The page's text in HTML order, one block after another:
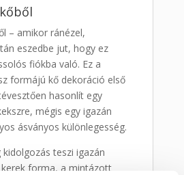
– amikor ránézel,
eszedbe jut, hogy ez
fiókba való. Ez a
formájú kő dekoráció első
hasonlít egy
mégis egy igazán
ásványos különlegesség.
teszi igazán
kerek forma, a mintázott